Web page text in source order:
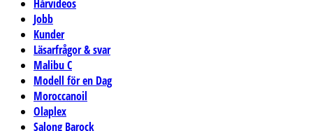
Hårvideos
Jobb
Kunder
Läsarfrågor & svar
Malibu C
Modell för en Dag
Moroccanoil
Olaplex
Salong Barock